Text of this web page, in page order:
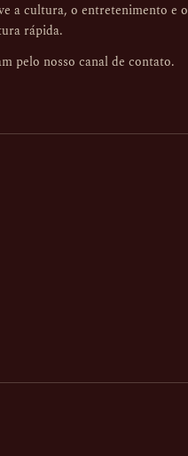
a cultura, o entretenimento e o
rápida.
pelo nosso canal de contato.